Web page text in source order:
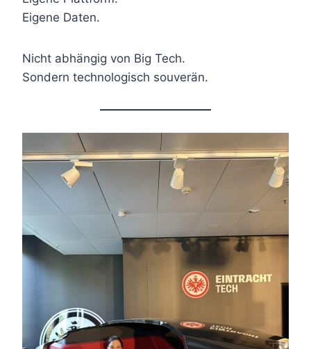
Eigene Daten.
Nicht abhängig von Big Tech.
Sondern technologisch souverän.